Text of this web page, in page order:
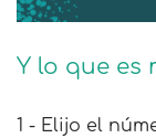
Y lo que es
1 - Elijo el